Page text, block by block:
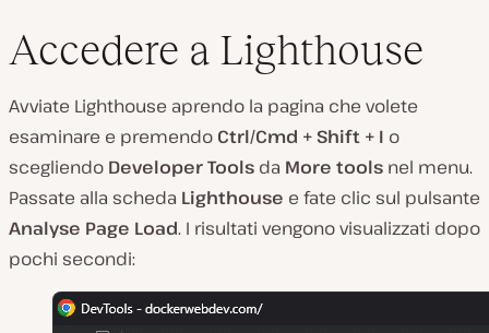
Accedere a Lighthouse
Avviate Lighthouse aprendo la pagina che volete
esaminare e premendo Ctrl/Cmd + Shift + I o
scegliendo Developer Tools da More tools nel menu.
Passate alla scheda Lighthouse e fate clic sul pulsante
Analyse Page Load. I risultati vengono visualizzati dopo
pochi secondi: